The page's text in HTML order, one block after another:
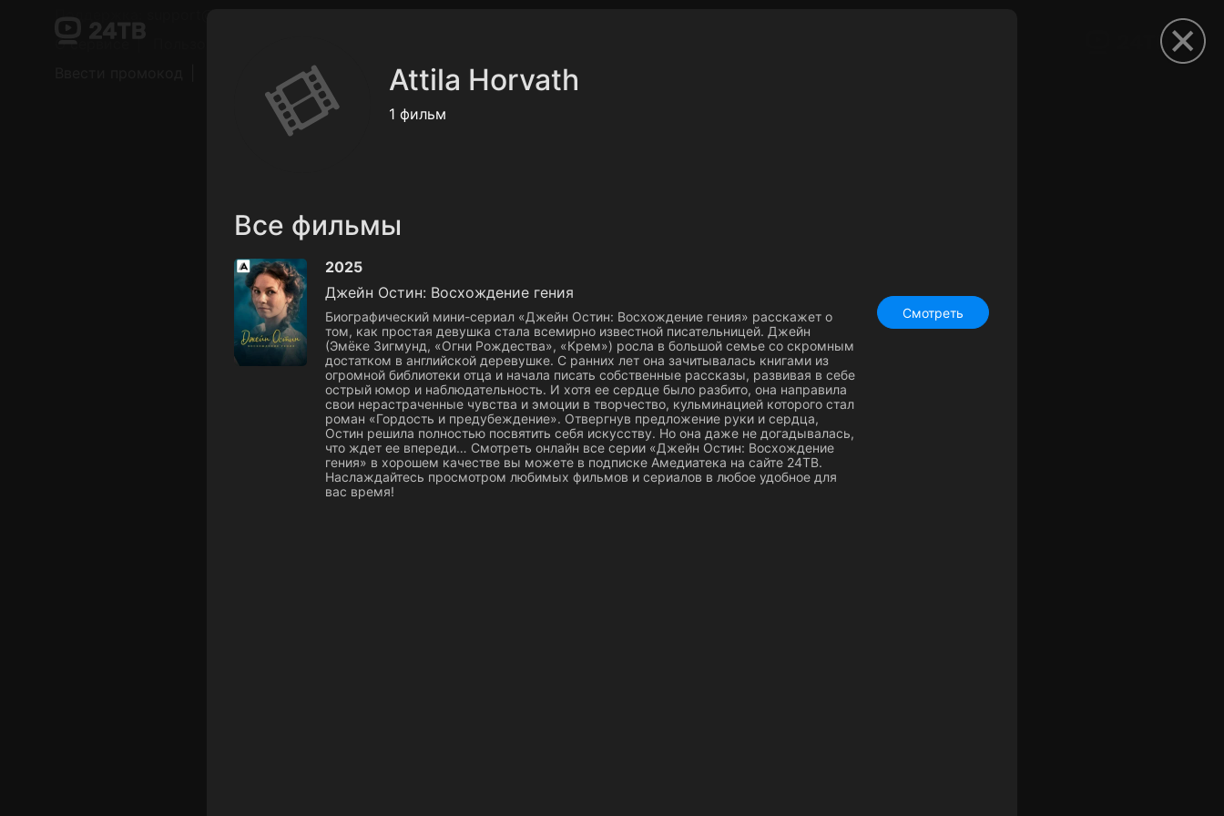
Attila Horvath
1 фильм
Все фильмы
2025
Джейн Остин: Восхождение гения
Биографический мини-сериал «Джейн Остин: Восхождение гения» расскажет о
том, как простая девушка стала всемирно известной писательницей. Джейн
(Эмёке Зигмунд, «Огни Рождества», «Крем») росла в большой семье со скромным
достатком в английской деревушке. С ранних лет она зачитывалась книгами из
огромной библиотеки отца и начала писать собственные рассказы, развивая в себе
острый юмор и наблюдательность. И хотя ее сердце было разбито, она направила
свои нерастраченные чувства и эмоции в творчество, кульминацией которого стал
роман «Гордость и предубеждение». Отвергнув предложение руки и сердца,
Остин решила полностью посвятить себя искусству. Но она даже не догадывалась,
что ждет ее впереди… Смотреть онлайн все серии «Джейн Остин: Восхождение
гения» в хорошем качестве вы можете в подписке Амедиатека на сайте 24ТВ.
Наслаждайтесь просмотром любимых фильмов и сериалов в любое удобное для
вас время!
Смотреть
Установить на ТВ Бесплатные каналы Контакты